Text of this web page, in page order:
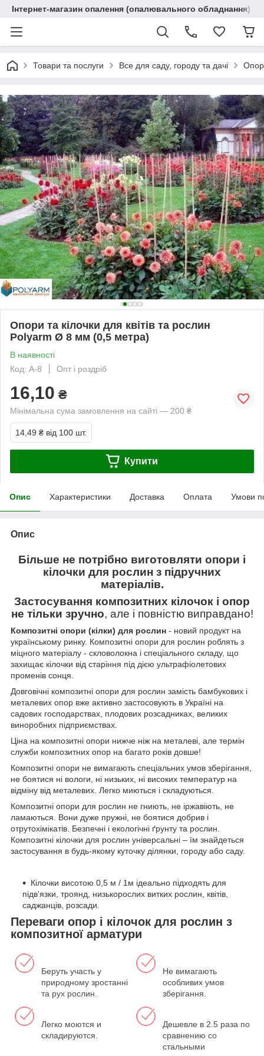
Інтернет-магазин опалення (опалювального обладнання)
Товари та послуги Все для саду, городу та дачі
Опори та кілочки для квітів та рослин
Polyarm Ø 8 мм (0,5 метра)
В наявності
Код: А-8
Опт і роздріб
16,10 ₴
Мінімальна сума замовлення на сайті — 200 ₴
14,49 ₴ від 100 шт.
Купити
Опис Характеристики Доставка Оплата Умови
Опис
Більше не потрібно виготовляти опори і
кілочки для рослин з підручних
матеріалів.
Застосування композитних кілочок і опор
не тільки зручно, але і повністю виправдано!
Композитні опори (кілки) для рослин - новий продукт на
українському ринку. Композитні опори для рослин роблять з
міцного матеріалу - скловолокна і спеціального складу, що
захищає кілочки від старіння під дією ультрафіолетових
променів сонця.
Довговічні композитні опори для рослин замість бамбукових і
металевих опор вже активно застосовують в Україні на
садових господарствах, плодових розсадниках, великих
виноробних підприємствах.
Ціна на композитні опори нижче ніж на металеві, але термін
служби композитних опор на багато років довше!
Композитні опори не вимагають спеціальних умов зберігання,
не боятися ні вологи, ні низьких, ні високих температур на
відміну від металевих. Легко миються і складуються.
Композитні опори для рослин не гниють, не іржавіють, не
ламаються. Вони дуже пружні, не боятися добрив і
отрутохімікатів. Безпечні і екологічні ґрунту та рослин.
Композитні кілочки для рослин універсальні – їм знайдеться
застосування в будь-якому куточку ділянки, городу або саду.
Кілочки висотою 0,5 м / 1м ідеально підходять для
підв'язки, троянд, низькорослих витких рослин, квітів,
саджанців, розсади.
Переваги опор і кілочок для рослин з
композитної арматури
Беруть участь у
природному зростанні
та рух рослин.
Не вимагають
особливих умов
зберігання.
Легко моются и
складируются.
Дешевле в 2.5 раза по
сравнению со
стальными